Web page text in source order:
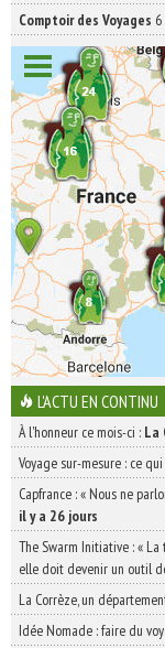
Comptoir des Voyages
L'ACTU EN CONTINU
À l'honneur ce mois-ci : La
Voyage sur-mesure : ce
Capfrance : « Nous ne
il y a 26 jours
The Swarm Initiative : «
elle doit devenir un outil
La Corrèze, un
Idée Nomade : faire du